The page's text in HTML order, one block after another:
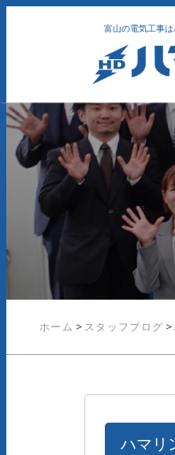
富山の電気工事は
ホーム > スタッフブログ >
ハマリ